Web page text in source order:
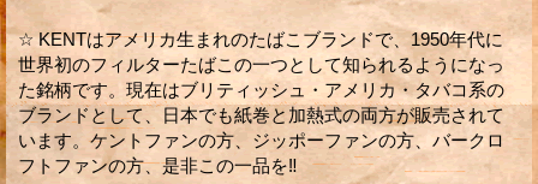
☆ KENTはアメリカ生まれのたばこブランドで、1950年代に
世界初のフィルターたばこの一つとして知られるようになっ
た銘柄です。現在はブリティッシュ・アメリカ・タバコ系の
ブランドとして、日本でも紙巻と加熱式の両方が販売されて
います。ケントファンの方、ジッポーファンの方、バークロ
フトファンの方、是非この一品を‼︎